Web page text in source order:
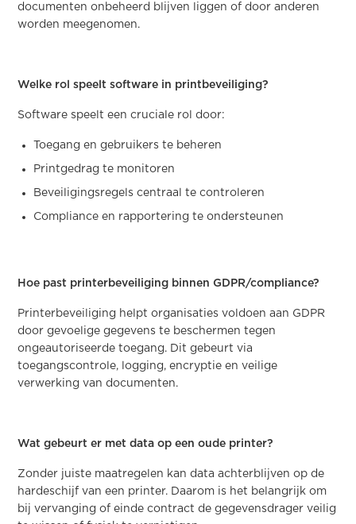
documenten onbeheerd blijven liggen of door anderen
worden meegenomen.
Welke rol speelt software in printbeveiliging?
Software speelt een cruciale rol door:
Toegang en gebruikers te beheren
Printgedrag te monitoren
Beveiligingsregels centraal te controleren
Compliance en rapportering te ondersteunen
Hoe past printerbeveiliging binnen GDPR/compliance?
Printerbeveiliging helpt organisaties voldoen aan GDPR
door gevoelige gegevens te beschermen tegen
ongeautoriseerde toegang. Dit gebeurt via
toegangscontrole, logging, encryptie en veilige
verwerking van documenten.
Wat gebeurt er met data op een oude printer?
Zonder juiste maatregelen kan data achterblijven op de
hardeschijf van een printer. Daarom is het belangrijk om
bij vervanging of einde contract de gegevensdrager veilig